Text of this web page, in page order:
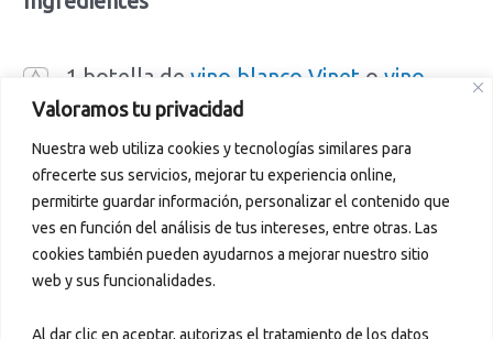
Valoramos tu privacidad
Nuestra web utiliza cookies y tecnologías similares para
ofrecerte sus servicios, mejorar tu experiencia online,
permitirte guardar información, personalizar el contenido que
ves en función del análisis de tus intereses, entre otras. Las
cookies también pueden ayudarnos a mejorar nuestro sitio
web y sus funcionalidades.
Al dar clic en aceptar, autorizas el tratamiento de los datos
1 botella devino blanco Vinet ovino
espumoso Anabolena Rosa
3 tazas de jugo de granada
3 tazas de coctel de arándanos (una
mezcla de jugo de arándanos con otras
frutas)